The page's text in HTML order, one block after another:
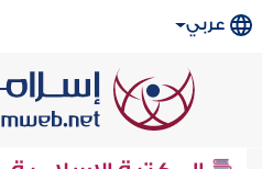
عربي